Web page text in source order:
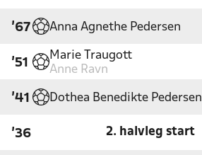
'67 Anna Agnethe Pedersen
'51
Marie Traugott
Anne Ravn
'41 Dothea Benedikte Pedersen
'36 2. halvleg start